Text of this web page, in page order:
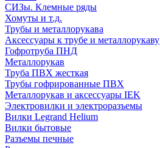
СИЗы. Клемные ряды
Хомуты и т.д.
Трубы и металлорукава
Аксессуары к трубе и металлорукаву
Гофротруба ПНД
Металлорукав
Труба ПВХ жесткая
Трубы гофрированные ПВХ
Металлорукав и аксессуары IEK
Электровилки и электроразъемы
Вилки Legrand Helium
Вилки бытовые
Разъемы печные